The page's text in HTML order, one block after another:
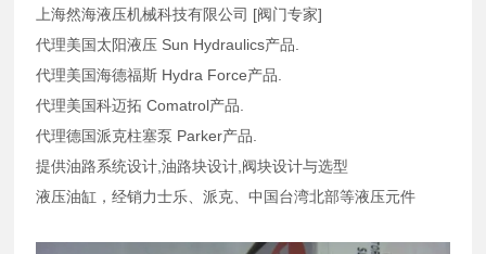
上海然海液压机械科技有限公司 [阀门专家]
代理美国太阳液压 Sun Hydraulics产品.
代理美国海德福斯 Hydra Force产品.
代理美国科迈拓 Comatrol产品.
代理德国派克柱塞泵 Parker产品.
提供油路系统设计,油路块设计,阀块设计与选型
液压油缸，经销力士乐、派克、中国台湾北部等液压元件